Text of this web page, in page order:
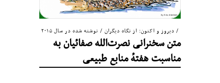
دیروز و اکنون: از نگاه دیگران / نوشته شده در سال ۲۰۱۵
متن سخنرانی نصرت‌الله صفائیان به
مناسبت هفتهٔ منابع طبیعی